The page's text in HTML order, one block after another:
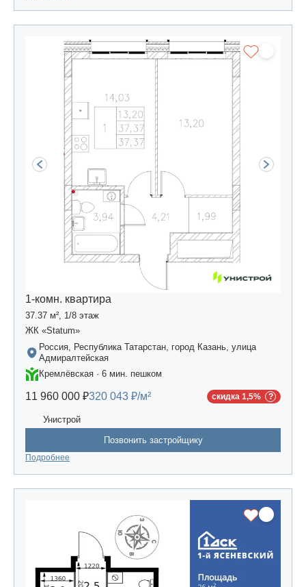
1-комн. квартира
37.37 м², 1/8 этаж
ЖК «Statum»
Россия, Республика Татарстан, город Казань, улица
Адмиралтейская
Кремлёвская · 6 мин. пешком
11 960 000 ₽320 043 ₽/м² скидка 1,5%
Унистрой
Позвонить застройщику
Подробнее